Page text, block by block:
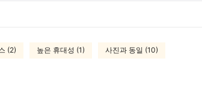
(2) 높은 휴대성 (1) 사진과 동일 (10)